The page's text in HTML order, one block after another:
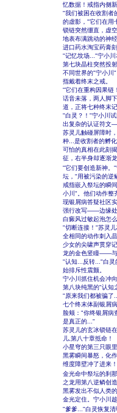
忆数据！戒指内侧
"我们被困在收割者
的虚影，"它们在用
锁链突然绷直，虚
地表布满跳动的神
进口药水淘宝药膏
"记忆坟场..."宁小
第七块晶柱突然投
不同世界的"宁小川
指戴着终末之戒。
"它们在重构因果链
话音未落，两人脚
道，正将七种终末
"白灵？！"宁小川
出复杂的认证符文
苏灵儿触碰屏障时
种...是收割者的孵
可怕的真相在此刻
征，右半身却逐渐
"它们要创造新神。
坛，"用被污染的逆
戒指嵌入祭坛的瞬
小川"。他们动作整
现银屑病答疑社区
强行改写――边缘处
白癜风过敏起泡怎
"切断连接！"苏灵
全相同的动作刺入
少女的尖啸声贯穿
龙的金色竖瞳――与
"认知...反转..."白灵
始排斥性震颤。
宁小川抓住机会冲
第八块纯黑的"认知
"原来我们都被骗了
七个终末体副银屑
脸颊："你终银屑病
是真正的..."
苏灵儿的玄冰锁链
儿,第八十章抵命！
小星穹的第三只眼
黑雾瞬间暴怒，化
维度障壁冲了进来
金光命中祭坛的刹
之龙用第八逆鳞创
黑雾发出不似人类
金光定住。宁小川
"爹爹..."白灵恢复